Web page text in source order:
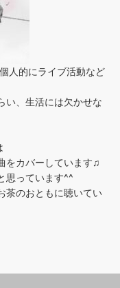
人的にライブ活動など
い、生活には欠かせな
をカバーしています♫
思っています^^
茶のおともに聴いてい